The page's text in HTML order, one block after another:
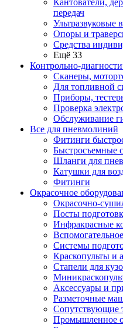
Кантователи,
передач
Ультразвуковые
Опоры и
Средства
Ещё 33
Контрольно-
Сканеры,
Для топливной
Приборы,
Проверка
Обслуживание
Все для пневмолиний
Фитинги
Быстросъемные
Шланги для
Катушки для
Фитинги
Окрасочное
Окрасочно-
Посты
Инфракрасные
Системы
Краскопульты и
Стапели для
Аксессуары и
Разметочные
Сопутствующие
Промышленное